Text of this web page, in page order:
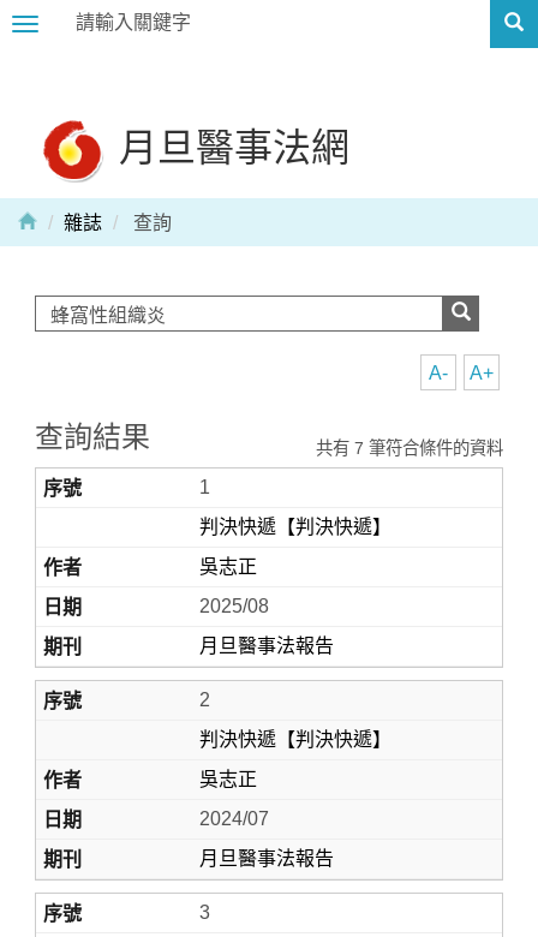
Toggle
月旦醫事法網
Home
雜誌 查詢
A+
A-
查詢結果 共有 7 筆符合條件的資料
1
判決快遞【判決快遞】
吳志正
2025/08
月旦醫事法報告
2
判決快遞【判決快遞】
吳志正
2024/07
月旦醫事法報告
3